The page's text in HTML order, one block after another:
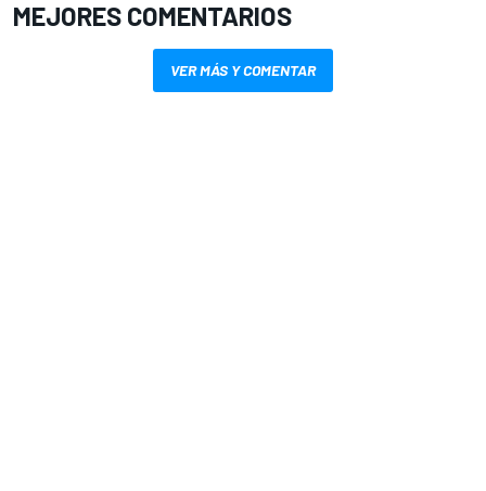
MEJORES COMENTARIOS
VER MÁS Y COMENTAR